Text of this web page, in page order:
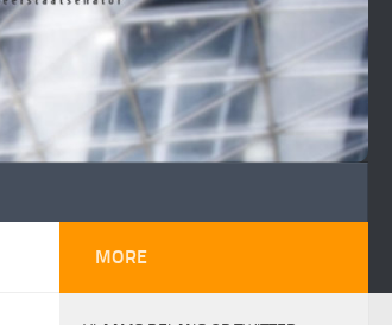
MORE